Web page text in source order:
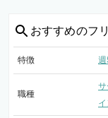
おすすめのフ
特徴 週
職種